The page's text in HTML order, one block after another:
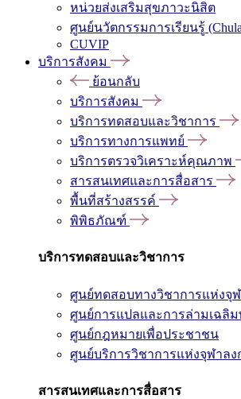
หน่วยส่งเสริมสุขภาวะนิสิต
ศูนย์นวัตกรรมการเรียนรู้
CUVIP
บริการสังคม
ย้อนกลับ
บริการสังคม
บริการทดสอบและวิชาการ
บริการทางการแพทย์
บริการตรวจวิเคราะห์คุณภาพ
สารสนเทศและการสื่อสาร
พื้นที่สร้างสรรค์
พิพิธภัณฑ์
บริการทดสอบและวิชาการ
ศูนย์ทดสอบทางวิชาการแห่งจุ
ศูนย์การแปลและการล่ามเฉลิม
ศูนย์กฎหมายเพื่อประชาชน
ศูนย์บริการวิชาการแห่งจุฬาล
สารสนเทศและการสื่อสาร